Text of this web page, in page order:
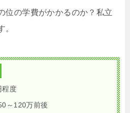
位の学費がかかるのか？私立
。
程度
～120万前後